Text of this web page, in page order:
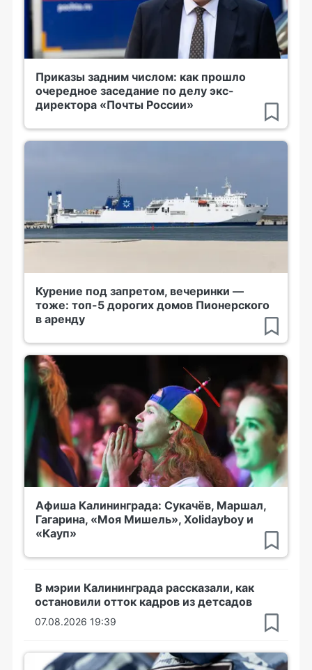
Приказы задним числом: как прошло
очередное заседание по делу экс-
директора «Почты России»
Курение под запретом, вечеринки —
тоже: топ-5 дорогих домов Пионерского
в аренду
Афиша Калининграда: Сукачёв, Маршал,
Гагарина, «Моя Мишель», Xolidayboy и
«Кауп»
В мэрии Калининграда рассказали, как
остановили отток кадров из детсадов
07.08.2026 19:39